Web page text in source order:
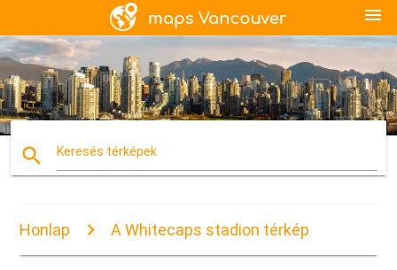
menu
search Keresés térképek
Honlap A Whitecaps stadion térkép